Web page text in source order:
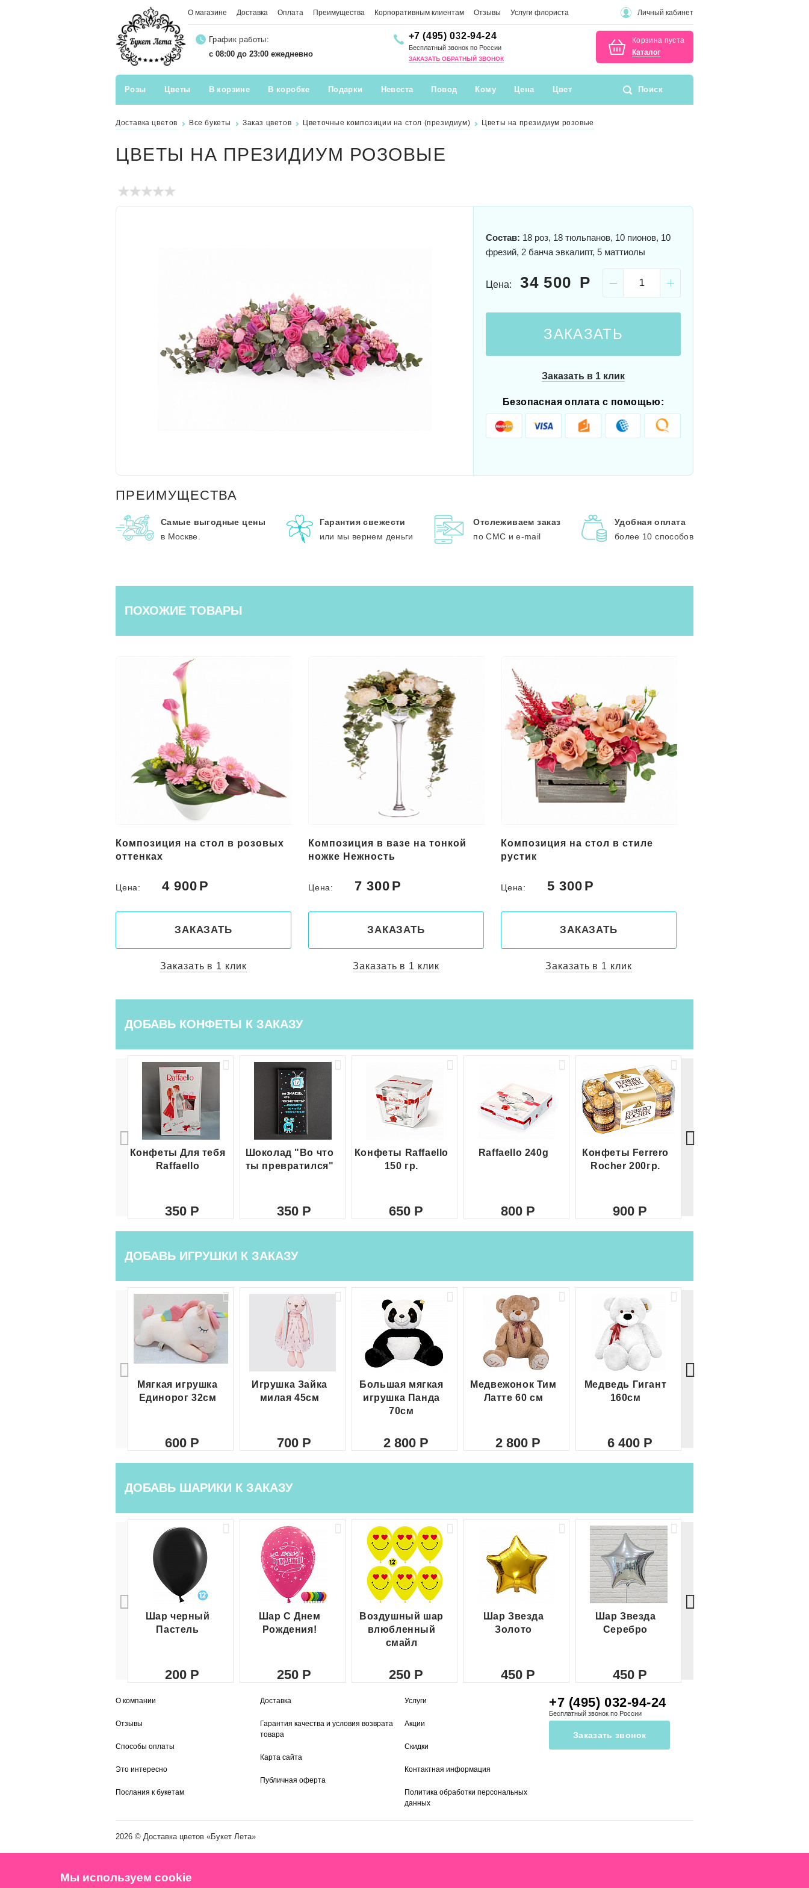
О магазине Доставка Оплата Преимущества Корпоративным клиентам Отзывы Услуги флориста Личный кабинет
График работы:
с 08:00 до 23:00 ежедневно
+7 (495) 032-94-24
Бесплатный звонок по России
ЗАКАЗАТЬ ОБРАТНЫЙ ЗВОНОК
Корзина пуста
Каталог
Розы Цветы В корзине В коробке Подарки Невеста Повод Кому Цена Цвет Поиск
Доставка цветов Все букеты Заказ цветов Цветочные композиции на стол (президиум) Цветы на президиум розовые
ЦВЕТЫ НА ПРЕЗИДИУМ РОЗОВЫЕ
Состав: 18 роз, 18 тюльпанов, 10 пионов, 10
фрезий, 2 банча эвкалипт, 5 маттиолы
Цена: 34 500
ЗАКАЗАТЬ
Заказать в 1 клик
Безопасная оплата с помощью:
ПРЕИМУЩЕСТВА
Самые выгодные цены
в Москве.
Гарантия свежести
или мы вернем деньги
Отслеживаем заказ
по СМС и e-mail
Удобная оплата
более 10 способов
ПОХОЖИЕ ТОВАРЫ
Композиция на стол в розовых
оттенках
Цена: 4 900
ЗАКАЗАТЬ
Заказать в 1 клик
Композиция в вазе на тонкой
ножке Нежность
Цена: 7 300
ЗАКАЗАТЬ
Заказать в 1 клик
Композиция на стол в стиле
рустик
Цена: 5 300
ЗАКАЗАТЬ
Заказать в 1 клик
ДОБАВЬ КОНФЕТЫ К ЗАКАЗУ
Конфеты Для тебя
Raffaello
350
Шоколад "Во что
ты превратился"
350
Конфеты Raffaello
150 гр.
650
Raffaello 240g
800
Конфеты Ferrero
Rocher 200гр.
900
ДОБАВЬ ИГРУШКИ К ЗАКАЗУ
Мягкая игрушка
Единорог 32см
600
Игрушка Зайка
милая 45см
700
Большая мягкая
игрушка Панда
70см
2 800
Медвежонок Тим
Латте 60 см
2 800
Медведь Гигант
160см
6 400
ДОБАВЬ ШАРИКИ К ЗАКАЗУ
Шар черный
Пастель
200
Шар С Днем
Рождения!
250
Воздушный шар
влюбленный
смайл
250
Шар Звезда
Золото
450
Шар Звезда
Серебро
450
О компании
Отзывы
Способы оплаты
Это интересно
Послания к букетам
Доставка
Гарантия качества и условия возврата
товара
Карта сайта
Публичная оферта
Услуги
Акции
Скидки
Контактная информация
Политика обработки персональных
данных
+7 (495) 032-94-24
Бесплатный звонок по России
Заказать звонок
2026 © Доставка цветов «Букет Лета»
Мы используем cookie